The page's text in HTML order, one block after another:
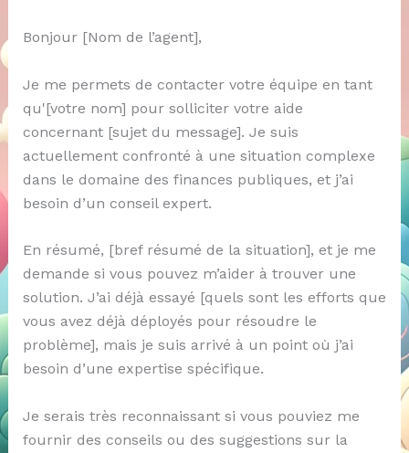
Bonjour [Nom de l’agent],
Je me permets de contacter votre équipe en tant
qu'[votre nom] pour solliciter votre aide
concernant [sujet du message]. Je suis
actuellement confronté à une situation complexe
dans le domaine des finances publiques, et j’ai
besoin d’un conseil expert.
En résumé, [bref résumé de la situation], et je me
demande si vous pouvez m’aider à trouver une
solution. J’ai déjà essayé [quels sont les efforts que
vous avez déjà déployés pour résoudre le
problème], mais je suis arrivé à un point où j’ai
besoin d’une expertise spécifique.
Je serais très reconnaissant si vous pouviez me
fournir des conseils ou des suggestions sur la